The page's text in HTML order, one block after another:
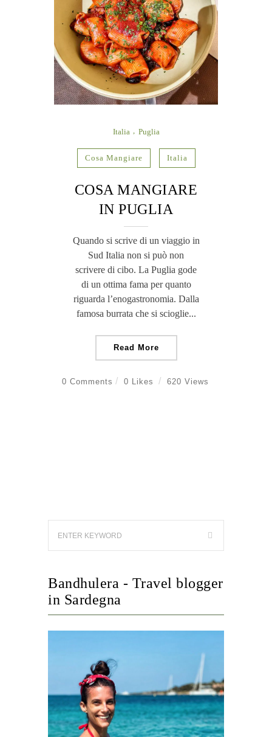
Italia Puglia
Cosa Mangiare Italia
COSA MANGIARE
IN PUGLIA
Quando si scrive di un viaggio in
Sud Italia non si può non
scrivere di cibo. La Puglia gode
di un ottima fama per quanto
riguarda l’enogastronomia. Dalla
famosa burrata che si scioglie...
Read More
0 Comments 0 Likes 620 Views
Bandhulera - Travel blogger
in Sardegna